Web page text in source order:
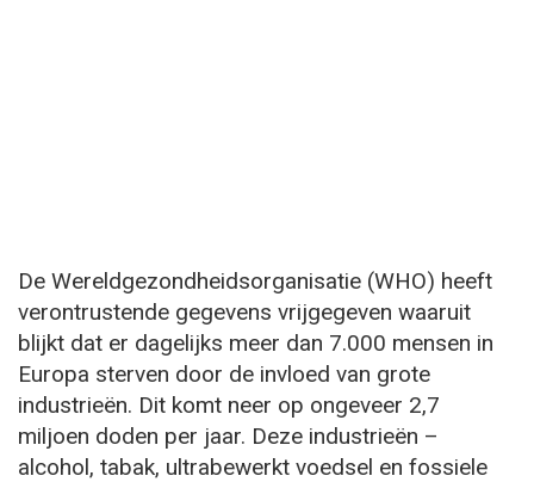
De Wereldgezondheidsorganisatie (WHO) heeft
verontrustende gegevens vrijgegeven waaruit
blijkt dat er dagelijks meer dan 7.000 mensen in
Europa sterven door de invloed van grote
industrieën. Dit komt neer op ongeveer 2,7
miljoen doden per jaar. Deze industrieën –
alcohol, tabak, ultrabewerkt voedsel en fossiele